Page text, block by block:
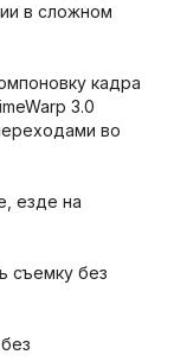
в сложном
кадра
3.0
во
езде на
съемку без